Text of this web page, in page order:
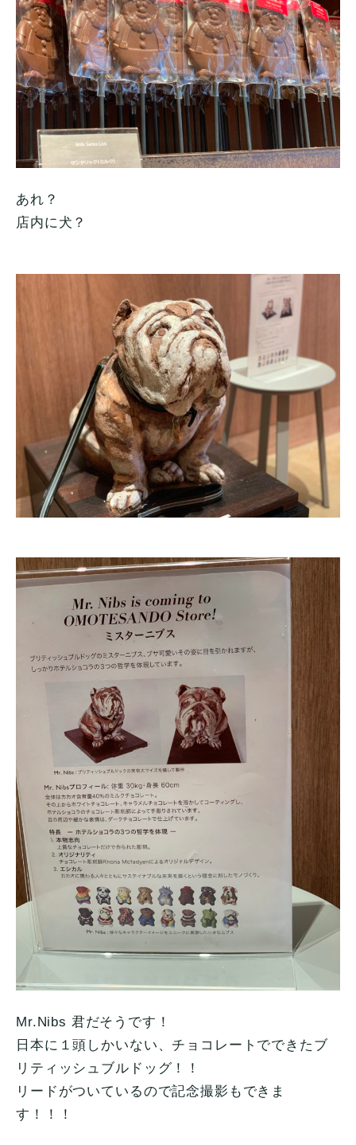
あれ？
店内に犬？
Mr.Nibs 君だそうです！
日本に１頭しかいない、チョコレートでできたブ
リティッシュブルドッグ！！
リードがついているので記念撮影もできま
す！！！